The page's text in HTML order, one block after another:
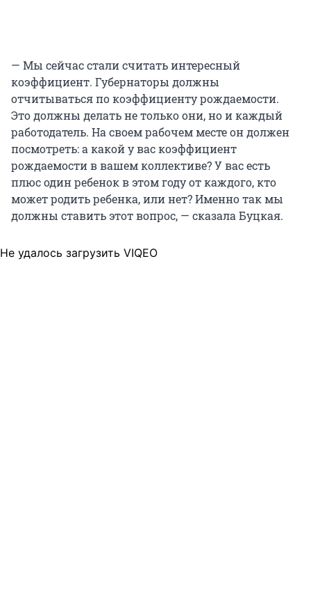
— Мы сейчас стали считать интересный
коэффициент. Губернаторы должны
отчитываться по коэффициенту рождаемости.
Это должны делать не только они, но и каждый
работодатель. На своем рабочем месте он должен
посмотреть: а какой у вас коэффициент
рождаемости в вашем коллективе? У вас есть
плюс один ребенок в этом году от каждого, кто
может родить ребенка, или нет? Именно так мы
должны ставить этот вопрос, — сказала Буцкая.
Не удалось загрузить VIQEO